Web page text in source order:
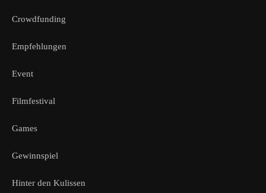
Crowdfunding
Empfehlungen
Event
Filmfestival
Games
Gewinnspiel
Hinter den Kulissen